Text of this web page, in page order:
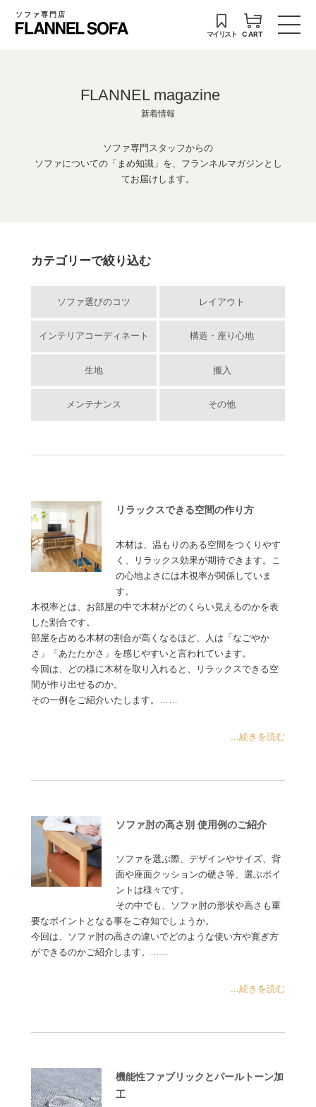
ソファ専門店
マイリスト CART
FLANNEL magazine
新着情報
ソファ専門スタッフからの
ソファについての「まめ知識」を、フランネルマガジンとし
てお届けします。
カテゴリーで絞り込む
ソファ選びのコツ レイアウト
インテリアコーディネート 構造・座り心地
生地 搬入
メンテナンス その他
リラックスできる空間の作り方
木材は、温もりのある空間をつくりやす
く、リラックス効果が期待できます。こ
の心地よさには木視率が関係していま
す。
木視率とは、お部屋の中で木材がどのくらい見えるのかを表
した割合です。
部屋を占める木材の割合が高くなるほど、人は「なごやか
さ」「あたたかさ」を感じやすいと言われています。
今回は、どの様に木材を取り入れると、リラックスできる空
間が作り出せるのか。
その一例をご紹介いたします。……
...続きを読む
ソファ肘の高さ別 使用例のご紹介
ソファを選ぶ際、デザインやサイズ、背
面や座面クッションの硬さ等、選ぶポイ
ントは様々です。
その中でも、ソファ肘の形状や高さも重
要なポイントとなる事をご存知でしょうか。
今回は、ソファ肘の高さの違いでどのような使い方や寛ぎ方
ができるのかご紹介します。……
...続きを読む
機能性ファブリックとパールトーン加
工